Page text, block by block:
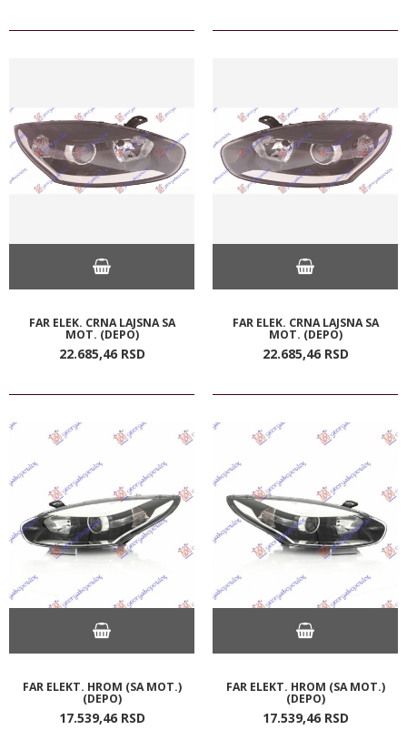
FAR ELEK. CRNA LAJSNA SA
MOT. (DEPO)
22.685,46 RSD
FAR ELEK. CRNA LAJSNA SA
MOT. (DEPO)
22.685,46 RSD
FAR ELEKT. HROM (SA MOT.)
(DEPO)
17.539,46 RSD
FAR ELEKT. HROM (SA MOT.)
(DEPO)
17.539,46 RSD